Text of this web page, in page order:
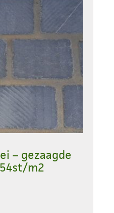
– gezaagde
m2